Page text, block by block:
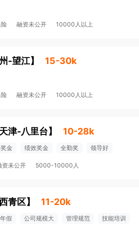
融资未公开 10000人以上
-望江】 15-30k
融资未公开 10000人以上
天津-八里台】 10-28k
金 绩效奖金 全勤奖 领导好
资未公开 5000-10000人
青区】 11-20k
假 公司规模大 管理规范 技能培训